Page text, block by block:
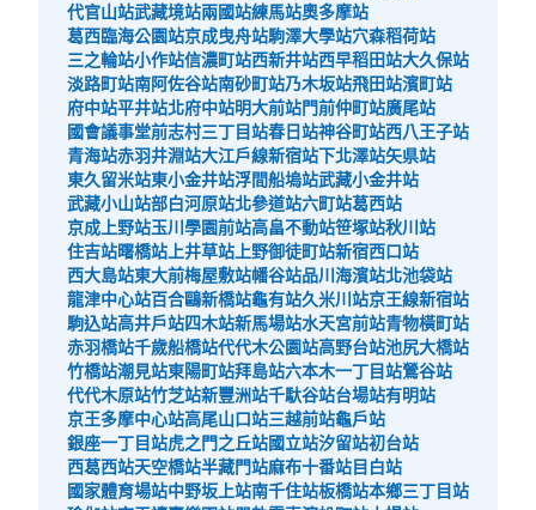
代官山站武藏境站兩國站練馬站奧多摩站
葛西臨海公園站京成曳舟站駒澤大學站穴森稻荷站
三之輪站小作站信濃町站西新井站西早稻田站大久保站
淡路町站南阿佐谷站南砂町站乃木坂站飛田站濱町站
府中站平井站北府中站明大前站門前仲町站廣尾站
國會議事堂前志村三丁目站春日站神谷町站西八王子站
青海站赤羽井淵站大江戶線新宿站下北澤站矢県站
東久留米站東小金井站浮間船塢站武藏小金井站
武藏小山站部白河原站北參道站六町站葛西站
京成上野站玉川學園前站高畠不動站笹塚站秋川站
住吉站曙橋站 上井草站 上野御徒町站新宿西口站
西大島站東大前梅屋敷站幡谷站品川海濱站北池袋站
龍津中心站百合鷗新橋站龜有站久米川站京王線新宿站
駒込站高井戶站四木站新馬場站水天宮前站青物橫町站
赤羽橋站千歲船橋站代代木公園站高野台站池尻大橋站
竹橋站潮見站東陽町站拜島站六本木一丁目站鶯谷站
代代木原站竹芝站新豐洲站千馱谷站台場站有明站
京王多摩中心站高尾山口站三越前站龜戶站
銀座一丁目站虎之門之丘站國立站汐留站初台站
西葛西站天空橋站半藏門站麻布十番站目白站
國家體育場站中野坂上站南千住站板橋站本鄉三丁目站